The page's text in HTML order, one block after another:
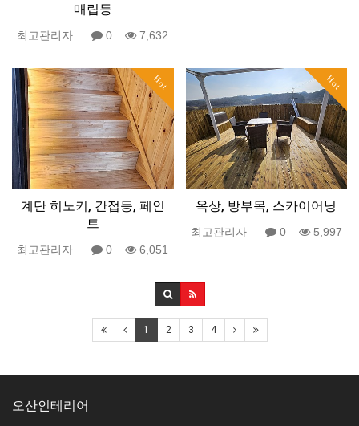
매립등
최고관리자 0 7,632
Hot
계단 히노키, 간접등, 페인
트
최고관리자 0 6,051
Hot
옥상, 방부목, 스카이어닝
최고관리자 0 5,997
1 2 3 4
오산인테리어